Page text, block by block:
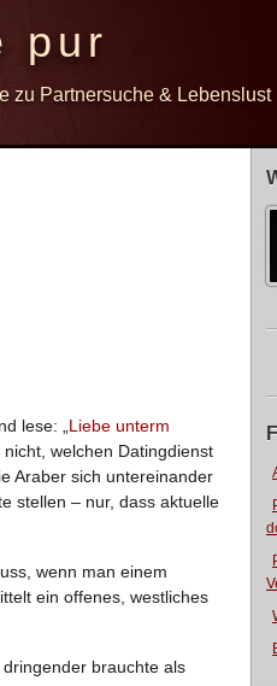
pur
zu Partnersuche & Lebenslust
lese: „ Liebe unterm
welchen Datingdienst
Araber sich untereinander
stellen – nur, dass aktuelle
wenn man einem
ein offenes, westliches
brauchte als